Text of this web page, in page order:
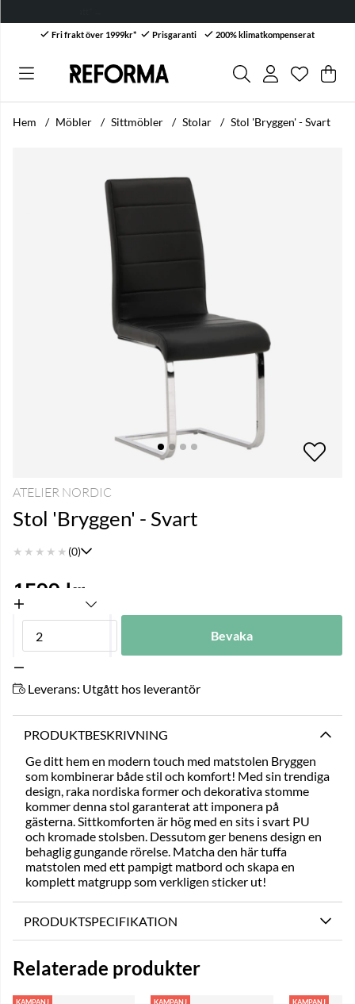
Fri frakt över 1999kr* Prisgaranti 200% klimatkompenserat
Antal i
. .
Hem Möbler Sittmöbler Stolar Stol 'Bryggen' - Svart
ATELIER NORDIC
Stol 'Bryggen' - Svart
★ ★ ★ ★ ★ (0)
1599 kr
Bevaka
Leverans: Utgått hos leverantör
PRODUKTBESKRIVNING
Ge ditt hem en modern touch med matstolen Bryggen
som kombinerar både stil och komfort! Med sin trendiga
design, raka nordiska former och dekorativa stomme
kommer denna stol garanterat att imponera på
gästerna. Sittkomforten är hög med en sits i svart PU
och kromade stolsben. Dessutom ger benens design en
behaglig gungande rörelse. Matcha den här tuffa
matstolen med ett pampigt matbord och skapa en
komplett matgrupp som verkligen sticker ut!
PRODUKTSPECIFIKATION
Relaterade produkter
KAMPANJ KAMPANJ KAMPANJ